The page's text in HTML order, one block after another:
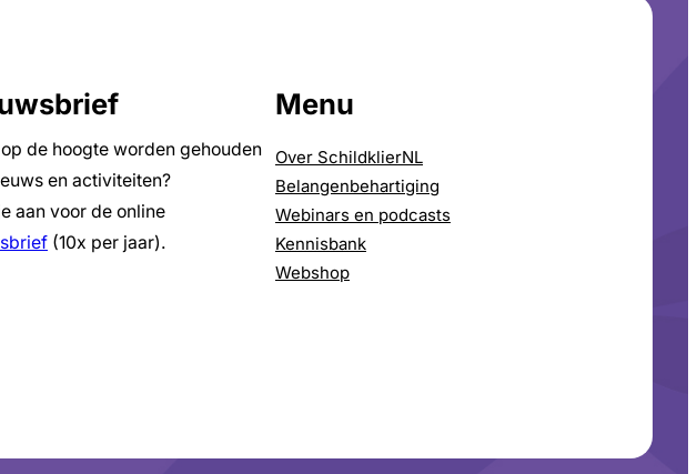
de hoogte worden gehouden
en activiteiten?
aan voor de online
(10x per jaar).
Menu
Over SchildklierNL
Belangenbehartiging
Webinars en podcasts
Kennisbank
Webshop